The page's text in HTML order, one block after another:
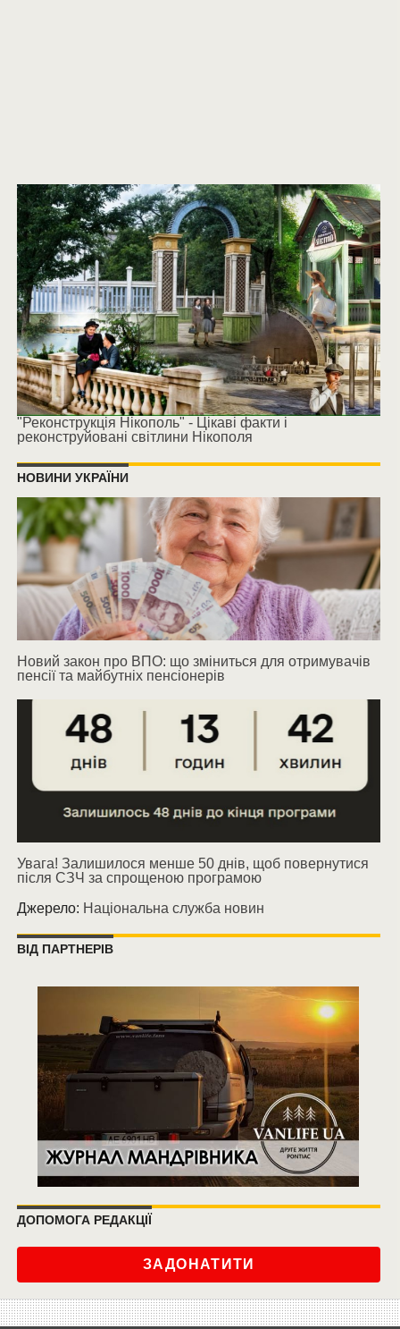
"Реконструкція Нікополь" - Цікаві факти і
реконструйовані світлини Нікополя
НОВИНИ УКРАЇНИ
Новий закон про ВПО: що зміниться для отримувачів
пенсії та майбутніх пенсіонерів
Увага! Залишилося менше 50 днів, щоб повернутися
після СЗЧ за спрощеною програмою
Джерело: Національна служба новин
ВІД ПАРТНЕРІВ
ДОПОМОГА РЕДАКЦІЇ
ЗАДОНАТИТИ